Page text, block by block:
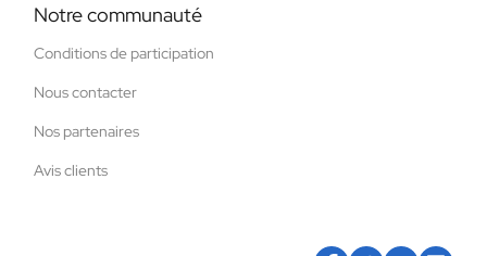
Notre communauté
Conditions de participation
Nous contacter
Nos partenaires
Avis clients